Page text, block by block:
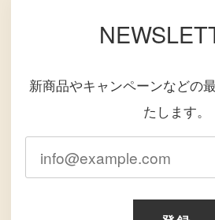
新商品やキャンペーンなどの
たします。